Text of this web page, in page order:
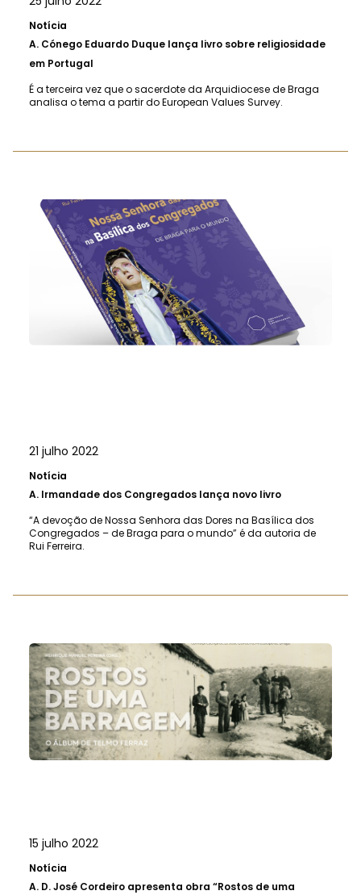
Notícia
A. Cónego Eduardo Duque lança livro sobre religiosidade
em Portugal
É a terceira vez que o sacerdote da Arquidiocese de Braga
analisa o tema a partir do European Values Survey.
21 julho 2022
Notícia
A. Irmandade dos Congregados lança novo livro
“A devoção de Nossa Senhora das Dores na Basílica dos
Congregados – de Braga para o mundo” é da autoria de
Rui Ferreira.
15 julho 2022
Notícia
A. D. José Cordeiro apresenta obra “Rostos de uma